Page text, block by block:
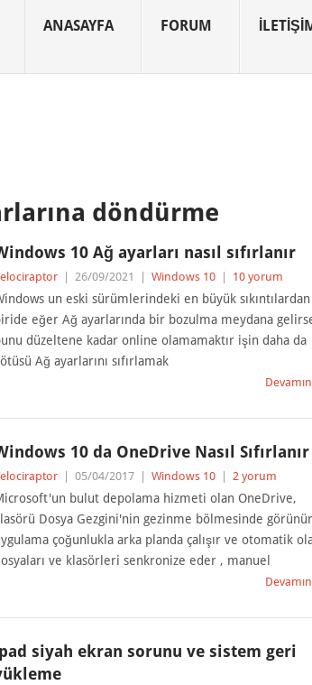
ANASAYFA FORUM
döndürme
10 Ağ ayarları nasıl sıfırlanır
26/09/2021 Windows 10 10 yorum
un eski sürümlerindeki en büyük sıkıntılardan
eğer Ağ ayarlarında bir bozulma meydana
düzeltene kadar online olamamaktır işin daha da
Ağ ayarlarını sıfırlamak
10 da OneDrive Nasıl Sıfırlanır
05/04/2017 Windows 10 2 yorum
bulut depolama hizmeti olan OneDrive,
Dosya Gezgini'nin gezinme bölmesinde
çoğunlukla arka planda çalışır ve otomatik
ve klasörleri senkronize eder , manuel
siyah ekran sorunu ve sistem geri